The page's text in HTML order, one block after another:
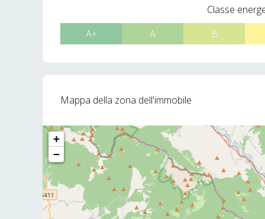
Classe
A+
A B
Mappa della zona dell'immobile
+
−